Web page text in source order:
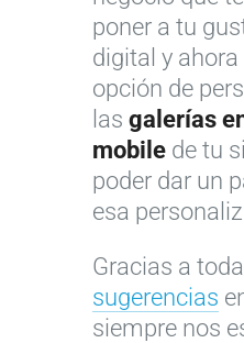
poner a tu
digital y
opción de
las galerías
mobile de tu
poder dar un
esa
Gracias a
sugerencias
siempre nos